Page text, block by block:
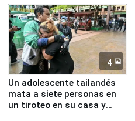
4
Un adolescente tailandés
mata a siete personas en
un tiroteo en su casa y